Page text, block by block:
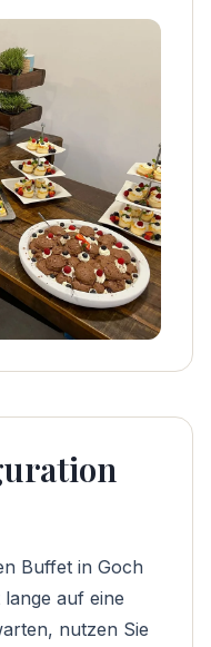
Buffet in Goch
auf eine
nutzen Sie